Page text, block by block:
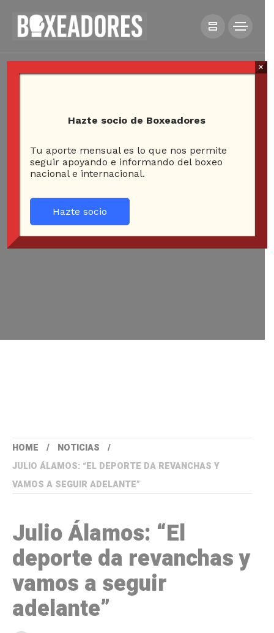
HOME
NOTICIAS
JULIO ÁLAMOS: “EL DEPORTE DA REVANCHAS Y
VAMOS A SEGUIR ADELANTE”
Julio Álamos: “El
deporte da revanchas y
vamos a seguir
adelante”
Hazte socio de Boxeadores
Tu aporte mensual es lo que nos permite
seguir apoyando e informando del boxeo
nacional e internacional.
Hazte socio
×